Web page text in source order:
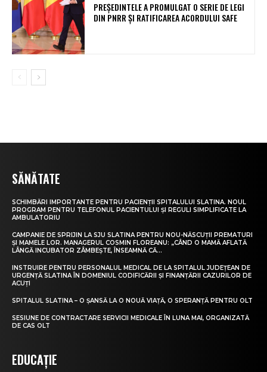
PREȘEDINTELE A PROMULGAT O SERIE DE LEGI
DIN PNRR ȘI RATIFICAREA ACORDULUI SAFE
SĂNĂTATE
SCHIMBĂRI IMPORTANTE PENTRU PACIENȚII SPITALULUI SLATINA. NOUL
PROGRAM PENTRU TELEFONUL PACIENTULUI ȘI REGULI SIMPLIFICATE LA
AMBULATORIU
CAMPANIE DE SPRIJIN LA SJU SLATINA PENTRU NOU-NĂSCUȚII PREMATURI
ȘI MAMELE LOR. MANAGERUL COSMIN FLOREANU: „CÂND O MAMĂ AFLATĂ
LÂNGĂ INCUBATOR ZÂMBEȘTE, ÎNSEAMNĂ CĂ...
INSTRUIRE PENTRU PERSONALUL MEDICAL DE LA SPITALUL JUDEȚEAN DE
URGENȚĂ SLATINA ÎN DOMENIUL CODIFICĂRII ȘI FINANȚĂRII CAZURILOR DE
ACUȚI
SPITALUL SLATINA – O ȘANSĂ LA O NOUĂ VIAȚĂ, O SPERANȚĂ PENTRU OLT
SESIUNE DE CONTRACTARE SERVICII MEDICALE ÎN LUNA MAI, ORGANIZATĂ
DE CAS OLT
EDUCAȚIE